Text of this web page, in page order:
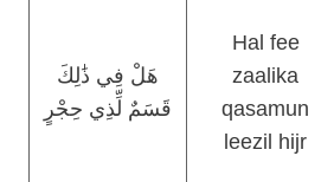
هَلْ فِي ذَٰلِكَ
قَسَمٌ لِّذِي حِجْرٍ
Hal fee
zaalika
qasamun
leezil hijr